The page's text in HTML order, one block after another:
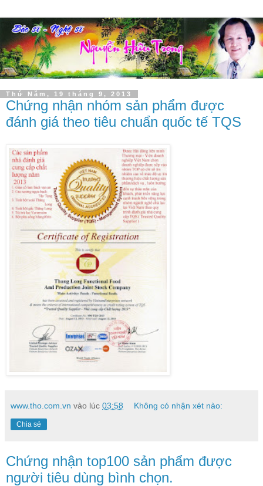
Thứ Năm, 19 tháng 9, 2013
Chứng nhận nhóm sản phẩm được
đánh giá theo tiêu chuẩn quốc tế TQS
www.tho.com.vn vào lúc 03:58 Không có nhận xét nào:
Chia sẻ
Chứng nhận top100 sản phẩm được
người tiêu dùng bình chọn.